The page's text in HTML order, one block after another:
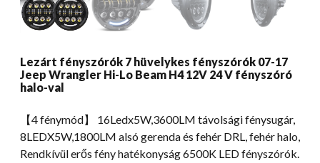
Lezárt fényszórók 7 hüvelykes fényszórók 07-17
Jeep Wrangler Hi-Lo Beam H4 12V 24 V fényszóró
halo-val
【4 fénymód】 16Ledx5W,3600LM távolsági fénysugár,
8LEDX5W,1800LM alsó gerenda és fehér DRL, fehér halo,
Rendkívül erős fény hatékonyság 6500K LED fényszórók.